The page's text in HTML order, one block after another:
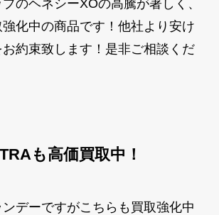
のヘネシーXOの高騰が著しく、
強化中の商品です！他社より安け
約束致します！是非ご相談くだ
も高価買取中！
デーですがこちらも買取強化中